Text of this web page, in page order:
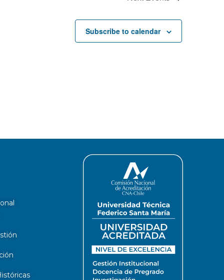
Subscribe to calendar